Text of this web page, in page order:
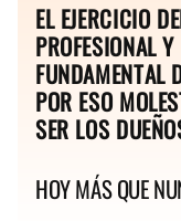
EL EJERCICIO
PROFESIONAL
FUNDAMENTAL
POR ESO
SER LOS
HOY MÁS QUE